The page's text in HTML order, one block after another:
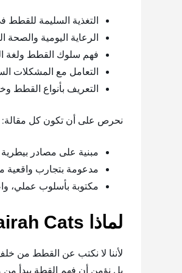
التغذية السليمة
الرعاية اليومية والصحة
فهم سلوك القطط ولغة
التعامل مع المشكلات
التعريف بأنواع القطط
نحرص على أن تكون كل مقالة:
مبنية على مصادر
مدعومة بتجارب واقعية
مكتوبة بأسلوب عملي،
لماذا Hurairah Cats؟
لأننا لا نكتب عن القطط من